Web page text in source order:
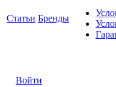
Статьи Бренды
Войти